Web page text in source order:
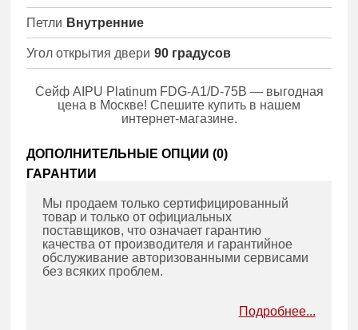
Петли Внутренние
Угол открытия двери 90 градусов
Сейф AIPU Platinum FDG-A1/D-75B — выгодная
цена в Москве! Спешите купить в нашем
интернет-магазине.
ДОПОЛНИТЕЛЬНЫЕ ОПЦИИ (0)
ГАРАНТИИ
Мы продаем только сертифицированный
товар и только от официальных
поставщиков, что означает гарантию
качества от производителя и гарантийное
обслуживание авторизованными сервисами
без всяких проблем.
Подробнее...